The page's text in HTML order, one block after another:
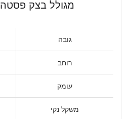
מגולל בצק פסטה SMPR01
גובה
רוחב
עומק
משקל נקי